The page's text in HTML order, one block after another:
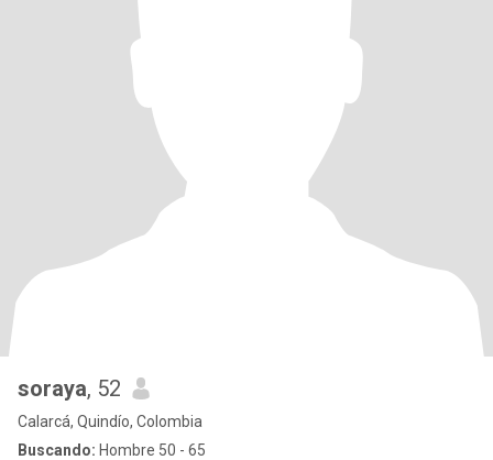
soraya, 52
Calarcá, Quindío, Colombia
Buscando: Hombre 50 - 65